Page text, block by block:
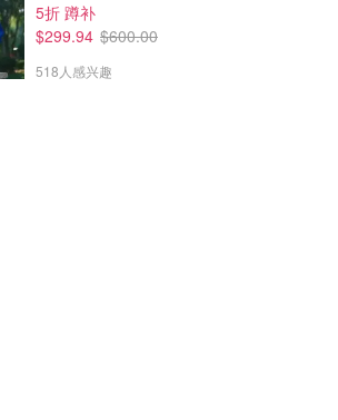
5折 蹲补
$299.94 $600.00
518人感兴趣